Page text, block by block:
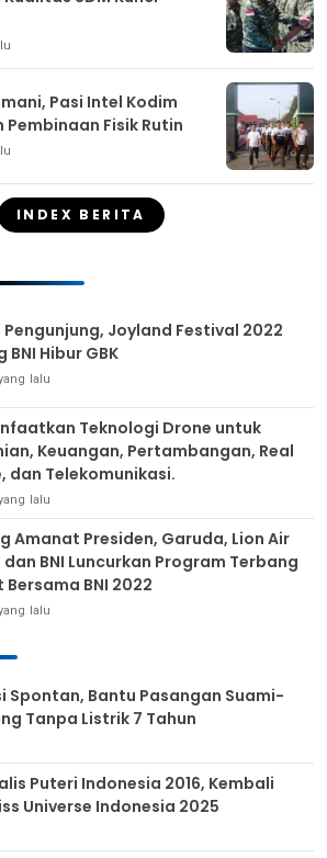
Pasi Intel Kodim
Fisik Rutin
INDEX BERITA
Pengunjung, Joyland Festival 2022
BNI Hibur GBK
lalu
Teknologi Drone untuk
Keuangan, Pertambangan, Real
dan Telekomunikasi.
lalu
Amanat Presiden, Garuda, Lion Air
BNI Luncurkan Program Terbang
Bersama BNI 2022
lalu
Spontan, Bantu Pasangan Suami-
Tanpa Listrik 7 Tahun
Puteri Indonesia 2016, Kembali
Universe Indonesia 2025